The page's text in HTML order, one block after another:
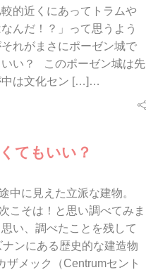
的近くにあってトラムや
んだ！？」って思うよう
れがまさにポーゼン城で
い？ このポーゼン城は先
中は文化セン […]…
てもいい？
中に見えた立派な建物。
こそは！と思い調べてみま
い、調べたことを残して
ンにある歴史的な建造物
メック（Centrumセント